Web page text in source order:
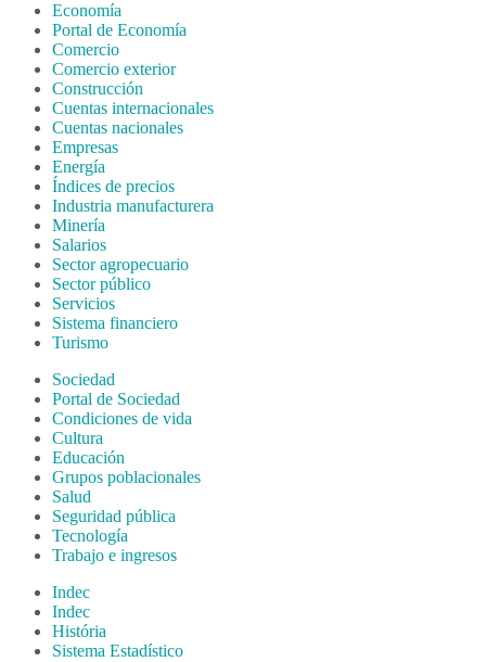
Economía
Portal de Economía
Comercio
Comercio exterior
Construcción
Cuentas internacionales
Cuentas nacionales
Empresas
Energía
Índices de precios
Industria manufacturera
Minería
Salarios
Sector agropecuario
Sector público
Servicios
Sistema financiero
Turismo
Sociedad
Portal de Sociedad
Condiciones de vida
Cultura
Educación
Grupos poblacionales
Salud
Seguridad pública
Tecnología
Trabajo e ingresos
Indec
Indec
História
Sistema Estadístico